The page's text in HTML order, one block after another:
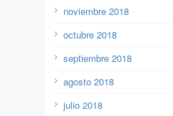
noviembre 2018
octubre 2018
septiembre 2018
agosto 2018
julio 2018